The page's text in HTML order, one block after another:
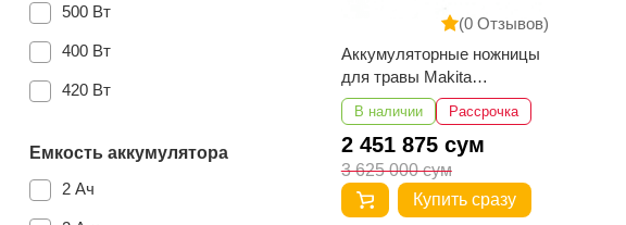
500 Вт
400 Вт
420 Вт
Емкость аккумулятора
2 Ач
(0 Отзывов)
Аккумуляторные ножницы
для травы Makita
UM600DWAE
В наличии Рассрочка
2 451 875 сум
3 625 000 сум
Купить сразу